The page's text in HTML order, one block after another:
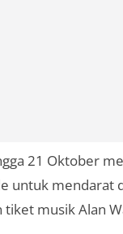
21 Oktober
untuk mendarat
musik Alan